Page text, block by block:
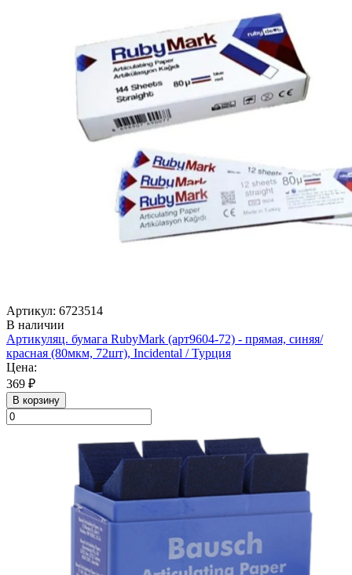
Артикул: 6723514
В наличии
Артикуляц. бумага RubyMark (арт9604-72) - прямая, синяя/
красная (80мкм, 72шт), Incidental / Турция
Цена:
369 ₽
В корзину